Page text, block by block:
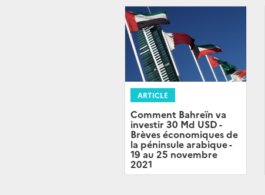
ARTICLE
Comment Bahreïn va
investir 30 Md USD -
Brèves économiques de
la péninsule arabique -
19 au 25 novembre
2021